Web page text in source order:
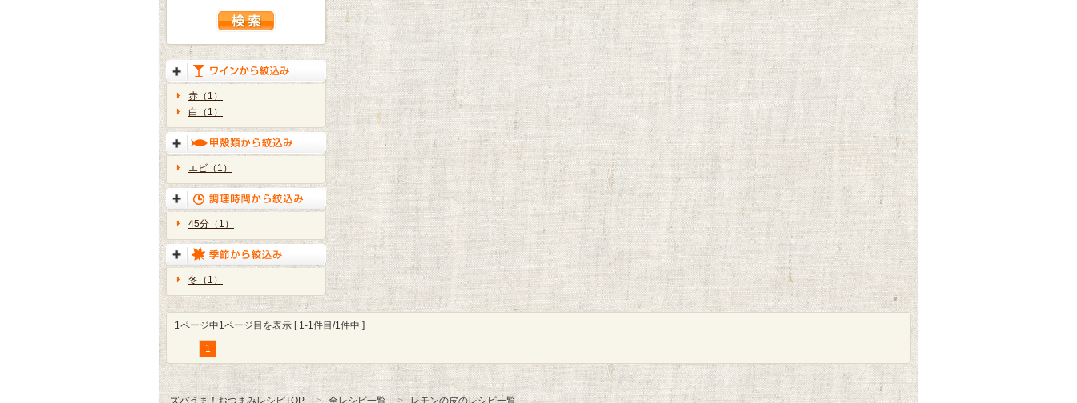
赤（1）
白（1）
エビ（1）
45分（1）
冬（1）
1ページ中1ページ目を表示 [ 1-1件目/1件中 ]
1
ズバうま！おつまみレシピTOP 全レシピ一覧
レモンの皮のレシピ一覧